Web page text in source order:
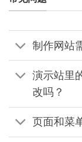
制作网站
演示站里
改吗？
页面和菜